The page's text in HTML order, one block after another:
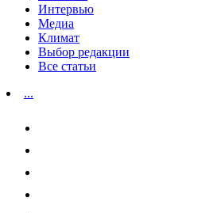
Интервью
Медиа
Климат
Выбор редакции
Все статьи
...